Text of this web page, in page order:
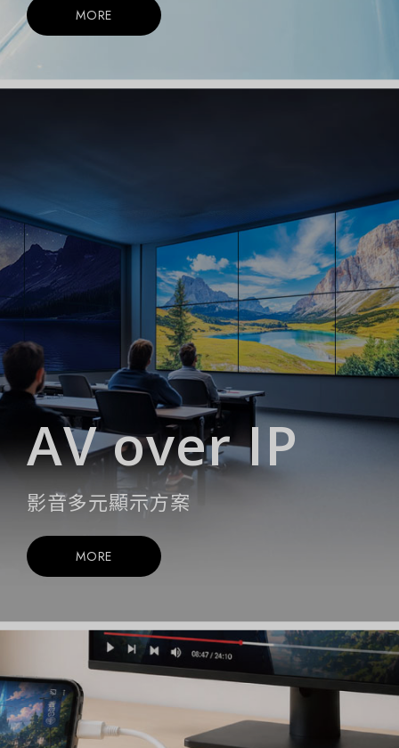
MORE
AV over IP
影音多元顯示方案
MORE